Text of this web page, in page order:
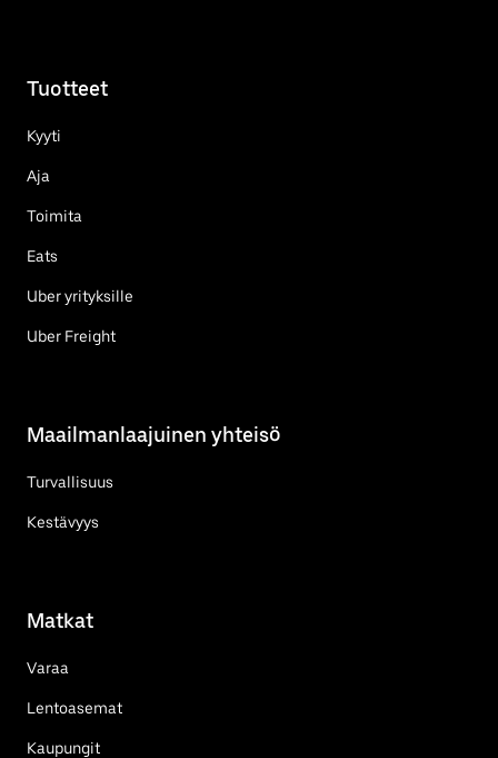
Tuotteet
Kyyti
Aja
Toimita
Eats
Uber yrityksille
Uber Freight
Maailmanlaajuinen yhteisö
Turvallisuus
Kestävyys
Matkat
Varaa
Lentoasemat
Kaupungit